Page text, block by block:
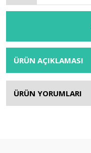
ÜRÜN AÇIKLAMASI
ÜRÜN YORUMLARI